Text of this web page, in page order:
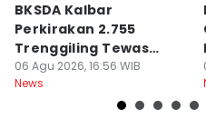
BKSDA Kalbar
Perkirakan 2.755
Trenggiling Tewas
untuk Dapat 551 Kg Sisik
06 Agu 2026, 16:56 WIB
News